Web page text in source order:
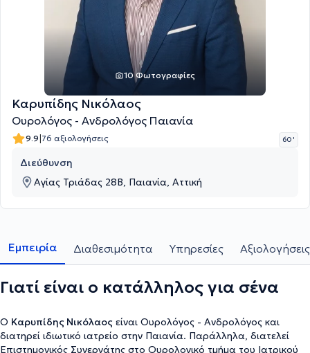
10 Φωτογραφίες
Καρυπίδης Νικόλαος
Ουρολόγος - Ανδρολόγος Παιανία
9.9|76 αξιολογήσεις 60 '
Διεύθυνση
Αγίας Τριάδας 28Β, Παιανία, Αττική
Εμπειρία Διαθεσιμότητα Υπηρεσίες Αξιολογήσεις
Γιατί είναι ο κατάλληλος για σένα
Ο Καρυπίδης Νικόλαος είναι Ουρολόγος - Ανδρολόγος και
διατηρεί ιδιωτικό ιατρείο στην Παιανία. Παράλληλα, διατελεί
Επιστημονικός Συνεργάτης στο Ουρολογικό τμήμα του Ιατρικού